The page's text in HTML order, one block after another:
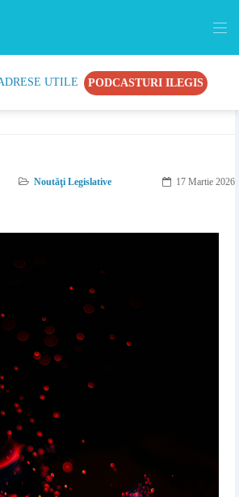
UTILE PODCASTURI ILEGIS
la incendiu, în noua sa
Noutăţi Legislative 17 Martie 2026